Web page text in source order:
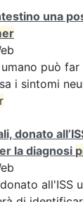
una
può
i sintomi
donato
la diagnosi
all'ISS